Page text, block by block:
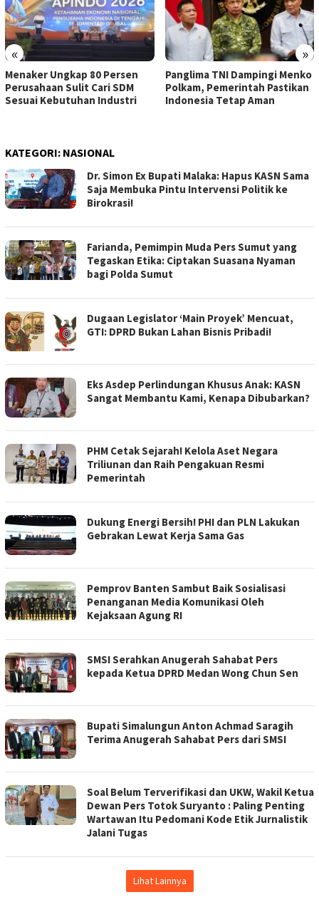
« »
Menaker Ungkap 80 Persen
Perusahaan Sulit Cari SDM
Sesuai Kebutuhan Industri
Panglima TNI Dampingi Menko
Polkam, Pemerintah Pastikan
Indonesia Tetap Aman
KATEGORI: NASIONAL
Dr. Simon Ex Bupati Malaka: Hapus KASN Sama
Saja Membuka Pintu Intervensi Politik ke
Birokrasi!
Farianda, Pemimpin Muda Pers Sumut yang
Tegaskan Etika: Ciptakan Suasana Nyaman
bagi Polda Sumut
Dugaan Legislator ‘Main Proyek’ Mencuat,
GTI: DPRD Bukan Lahan Bisnis Pribadi!
Eks Asdep Perlindungan Khusus Anak: KASN
Sangat Membantu Kami, Kenapa Dibubarkan?
PHM Cetak Sejarah! Kelola Aset Negara
Triliunan dan Raih Pengakuan Resmi
Pemerintah
Dukung Energi Bersih! PHI dan PLN Lakukan
Gebrakan Lewat Kerja Sama Gas
Pemprov Banten Sambut Baik Sosialisasi
Penanganan Media Komunikasi Oleh
Kejaksaan Agung RI
SMSI Serahkan Anugerah Sahabat Pers
kepada Ketua DPRD Medan Wong Chun Sen
Bupati Simalungun Anton Achmad Saragih
Terima Anugerah Sahabat Pers dari SMSI
Soal Belum Terverifikasi dan UKW, Wakil Ketua
Dewan Pers Totok Suryanto : Paling Penting
Wartawan Itu Pedomani Kode Etik Jurnalistik
Jalani Tugas
Lihat Lainnya